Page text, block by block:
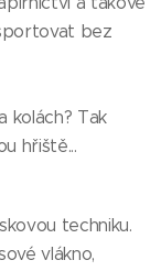
bez
kolách? Tak
hřiště...
techniku.
vlákno,